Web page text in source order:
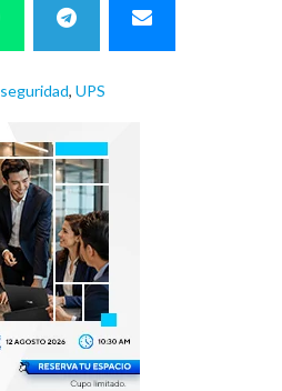
seguridad, UPS